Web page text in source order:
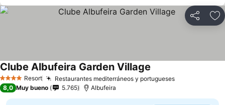
Compartir
4 EstrellasResort Restaurantes mediterráneos y portuguesesVer precios
Clube Albufeira Garden Village
8,0 Muy bueno 5.765 Albufeira